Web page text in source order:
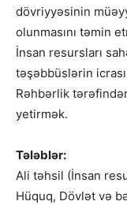
dövriyyəsinin
olunmasını təmin
İnsan resursları
təşəbbüslərin
Rəhbərlik
yetirmək.
Tələblər:
Ali təhsil (İnsan
Hüquq, Dövlət və